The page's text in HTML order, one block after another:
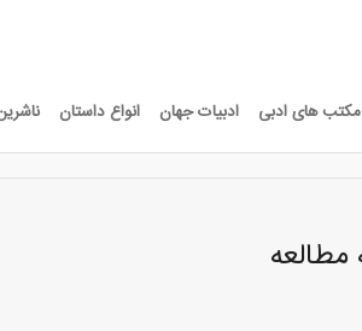
مکتب های ادبی ادبیات جهان انواع داستان